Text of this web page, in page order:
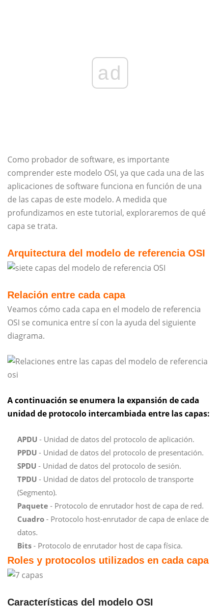
ad
Como probador de software, es importante
comprender este modelo OSI, ya que cada una de las
aplicaciones de software funciona en función de una
de las capas de este modelo. A medida que
profundizamos en este tutorial, exploraremos de qué
capa se trata.
Arquitectura del modelo de referencia OSI
Relación entre cada capa
Veamos cómo cada capa en el modelo de referencia
OSI se comunica entre sí con la ayuda del siguiente
diagrama.
A continuación se enumera la expansión de cada
unidad de protocolo intercambiada entre las capas:
APDU - Unidad de datos del protocolo de aplicación.
PPDU - Unidad de datos del protocolo de presentación.
SPDU - Unidad de datos del protocolo de sesión.
TPDU - Unidad de datos del protocolo de transporte
(Segmento).
Paquete - Protocolo de enrutador host de capa de red.
Cuadro - Protocolo host-enrutador de capa de enlace de
datos.
Bits - Protocolo de enrutador host de capa física.
Roles y protocolos utilizados en cada capa
Características del modelo OSI